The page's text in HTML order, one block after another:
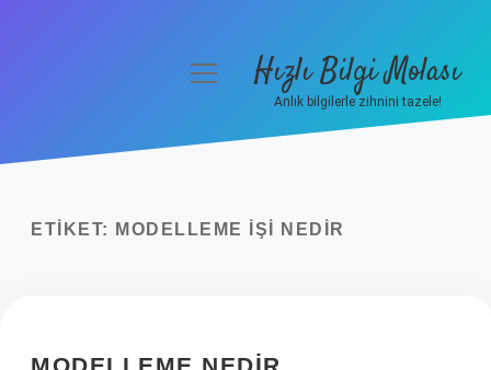
Yasal Uyarı
menüyüHızlı Bilgi Molası
Anlık bilgilerle zihnini tazele!
ETIKET: MODELLEME IŞI NEDIR